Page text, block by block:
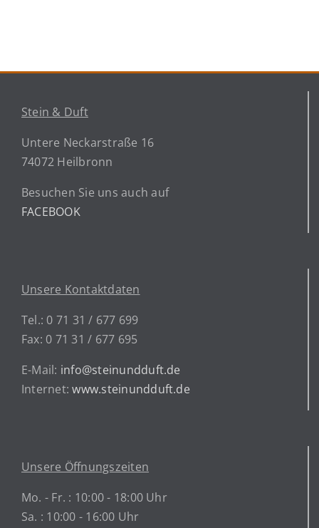
Stein & Duft
Untere Neckarstraße 16
74072 Heilbronn
Besuchen Sie uns auch auf
FACEBOOK
Unsere Kontaktdaten
Tel.: 0 71 31 / 677 699
Fax: 0 71 31 / 677 695
E-Mail: info@steinundduft.de
Internet:www.steinundduft.de
Unsere Öffnungszeiten
Mo. - Fr. : 10:00 - 18:00 Uhr
Sa. : 10:00 - 16:00 Uhr